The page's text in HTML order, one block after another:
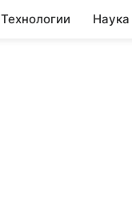
Технологии Наука